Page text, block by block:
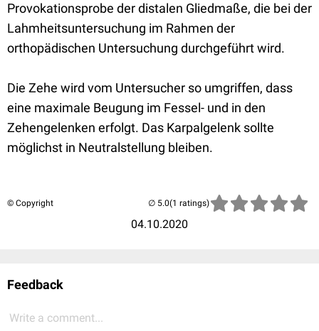
Provokationsprobe der distalen Gliedmaße, die bei der
Lahmheitsuntersuchung im Rahmen der
orthopädischen Untersuchung durchgeführt wird.
Die Zehe wird vom Untersucher so umgriffen, dass
eine maximale Beugung im Fessel- und in den
Zehengelenken erfolgt. Das Karpalgelenk sollte
möglichst in Neutralstellung bleiben.
© Copyright
04.10.2020
(1 ratings)
Feedback
Write a comment...